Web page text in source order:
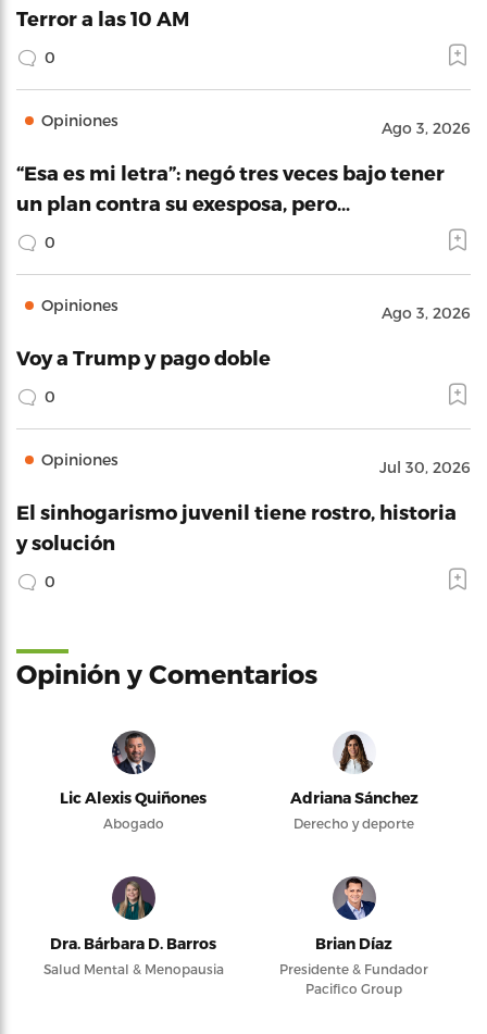
Terror a las 10 AM
0
Opiniones Ago 3, 2026
“Esa es mi letra”: negó tres veces bajo tener
un plan contra su exesposa, pero…
0
Opiniones Ago 3, 2026
Voy a Trump y pago doble
0
Opiniones Jul 30, 2026
El sinhogarismo juvenil tiene rostro, historia
y solución
0
Opinión y Comentarios
Lic Alexis Quiñones
Abogado
Adriana Sánchez
Derecho y deporte
Dra. Bárbara D. Barros
Salud Mental & Menopausia
Brian Díaz
Presidente & Fundador
Pacifico Group